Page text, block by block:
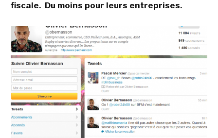
fiscale. Du moins pour leurs entreprises.